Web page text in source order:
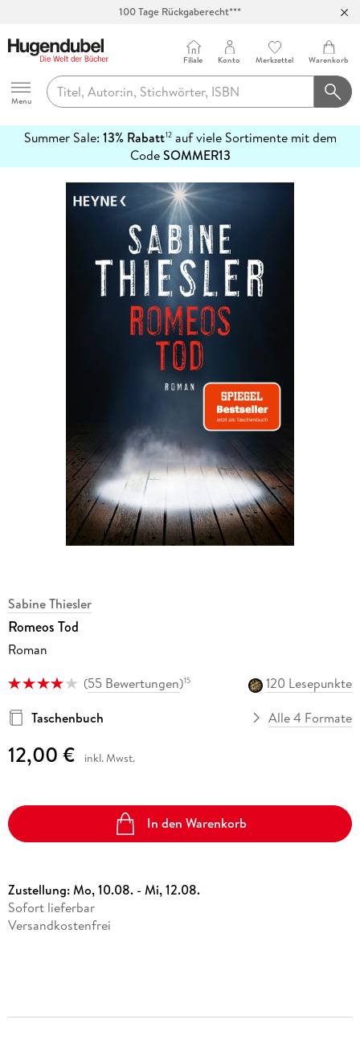
100 Tage Rückgaberecht***
Hugendubel
Menu
Filiale Konto Merkzettel Warenkorb
Summer Sale: 13% Rabatt12auf viele Sortimente mit dem
CodeSOMMER13
erfahren
Sabine Thiesler
Romeos Tod
Roman
(55 Bewertungen)15
120 Lesepunkte
Taschenbuch
Alle 4 Formate
12,00 € inkl. Mwst.
In den Warenkorb
Zustellung:Mo, 10.08. - Mi, 12.08.
Sofort lieferbar
Versandkostenfrei